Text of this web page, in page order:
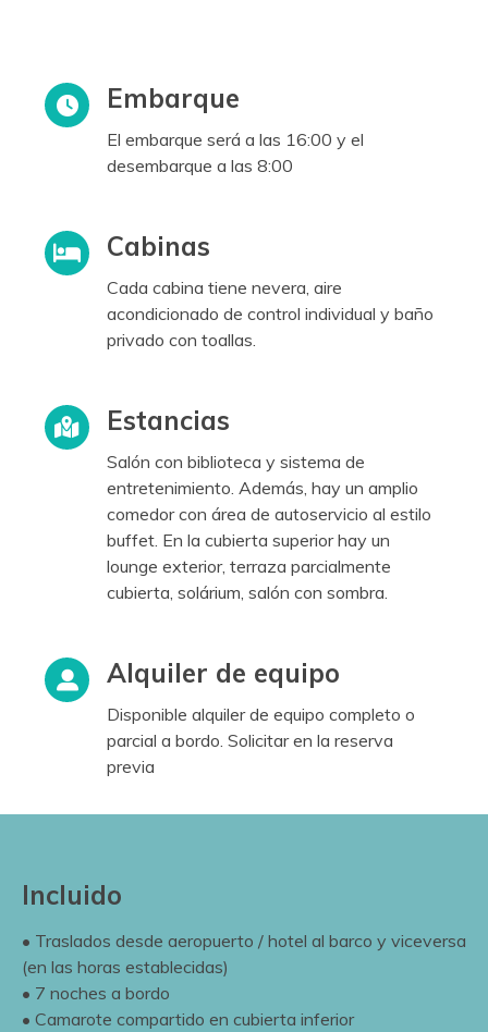
Embarque
El embarque será a las 16:00 y el
desembarque a las 8:00
Cabinas
Cada cabina tiene nevera, aire
acondicionado de control individual y baño
privado con toallas.
Estancias
Salón con biblioteca y sistema de
entretenimiento. Además, hay un amplio
comedor con área de autoservicio al estilo
buffet. En la cubierta superior hay un
lounge exterior, terraza parcialmente
cubierta, solárium, salón con sombra.
Alquiler de equipo
Disponible alquiler de equipo completo o
parcial a bordo. Solicitar en la reserva
previa
Incluido
• Traslados desde aeropuerto / hotel al barco y viceversa
(en las horas establecidas)
• 7 noches a bordo
• Camarote compartido en cubierta inferior